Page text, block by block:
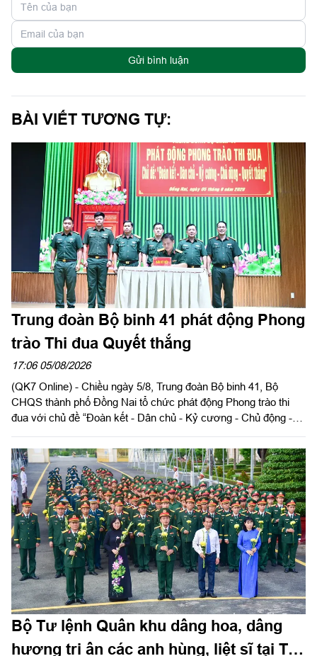
Gửi bình luận
BÀI VIẾT TƯƠNG TỰ:
Trung đoàn Bộ binh 41 phát động Phong
trào Thi đua Quyết thắng
17:06 05/08/2026
(QK7 Online) - Chiều ngày 5/8, Trung đoàn Bộ binh 41, Bộ
CHQS thành phố Đồng Nai tổ chức phát động Phong trào thi
đua với chủ đề “Đoàn kết - Dân chủ - Kỷ cương - Chủ động -
chủ trì buổi phát động.
Bộ Tư lệnh Quân khu dâng hoa, dâng
hương tri ân các anh hùng, liệt sĩ tại TP